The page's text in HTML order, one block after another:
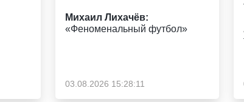
Михаил Лихачёв:
«Феноменальный футбол»
03.08.2026 15:28:11